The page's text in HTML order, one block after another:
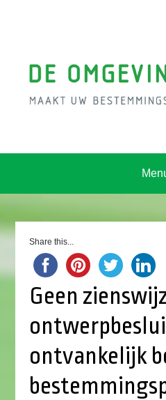
Share this...
Geen
ontvankelijk